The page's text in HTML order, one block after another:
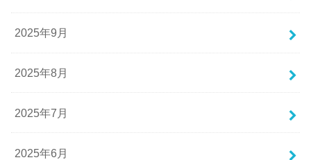
2025年9月
2025年8月
2025年7月
2025年6月